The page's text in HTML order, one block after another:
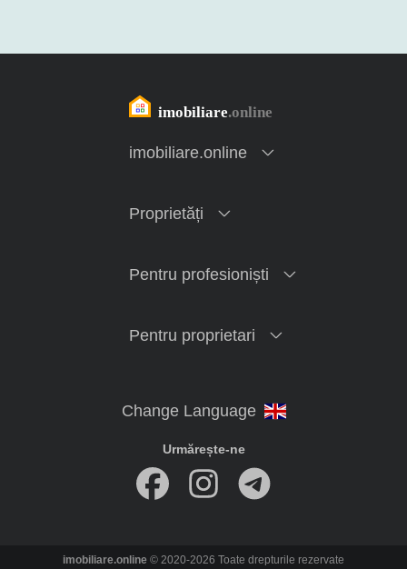
imobiliare.online
Proprietăți
Pentru profesioniști
Pentru proprietari
Urmărește-ne
imobiliare.online © 2020-2026 Toate drepturile rezervate